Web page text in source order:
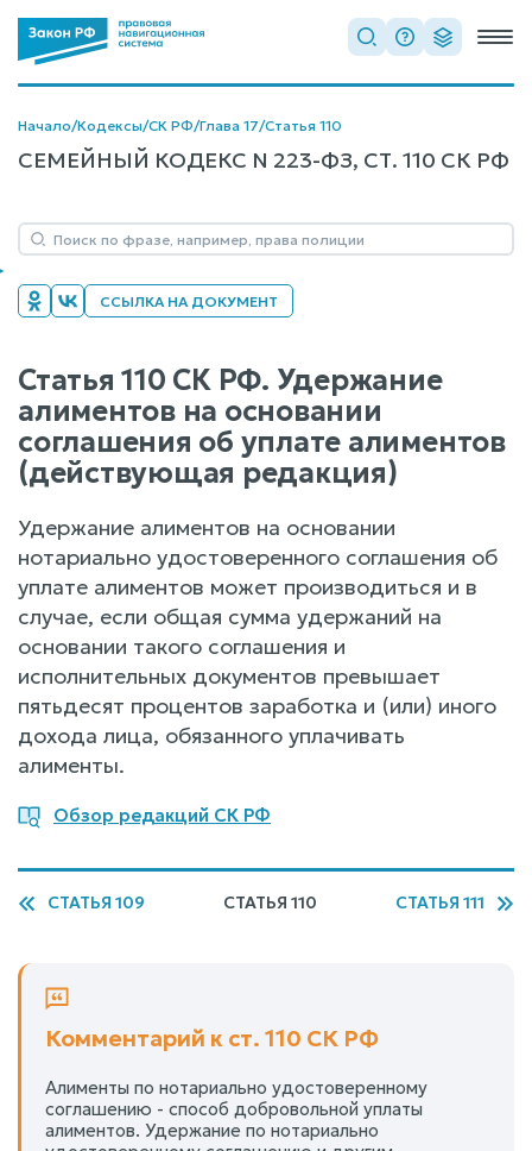
Начало/Кодексы/СК РФ/Глава 17/Статья 110
СЕМЕЙНЫЙ КОДЕКС N 223-ФЗ, СТ. 110 СК РФ
ССЫЛКА НА ДОКУМЕНТ
Статья 110 СК РФ. Удержание
алиментов на основании
соглашения об уплате алиментов
(действующая редакция)
Удержание алиментов на основании
нотариально удостоверенного соглашения об
уплате алиментов может производиться и в
случае, если общая сумма удержаний на
основании такого соглашения и
исполнительных документов превышает
пятьдесят процентов заработка и (или) иного
дохода лица, обязанного уплачивать
алименты.
Обзор редакций СК РФ
СТАТЬЯ 109 СТАТЬЯ 110 СТАТЬЯ 111
Комментарий к ст. 110 СК РФ
Алименты по нотариально удостоверенному
соглашению - способ добровольной уплаты
алиментов. Удержание по нотариально